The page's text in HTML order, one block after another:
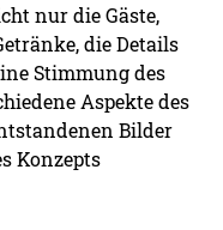
nur die Gäste,
die Details
Stimmung des
Aspekte des
Bilder
Konzepts